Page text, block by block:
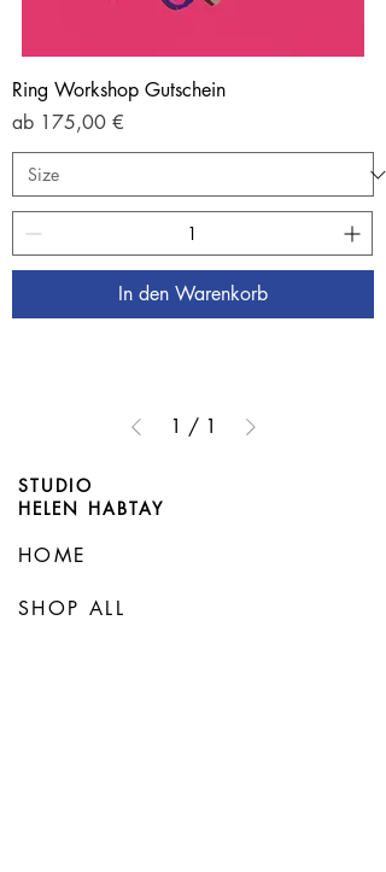
Ring Workshop Gutschein
ab 175,00 €
Sale-Preis
In den Warenkorb
1 / 1
STUDIO
HELEN HABTAY
HOME
SHOP ALL